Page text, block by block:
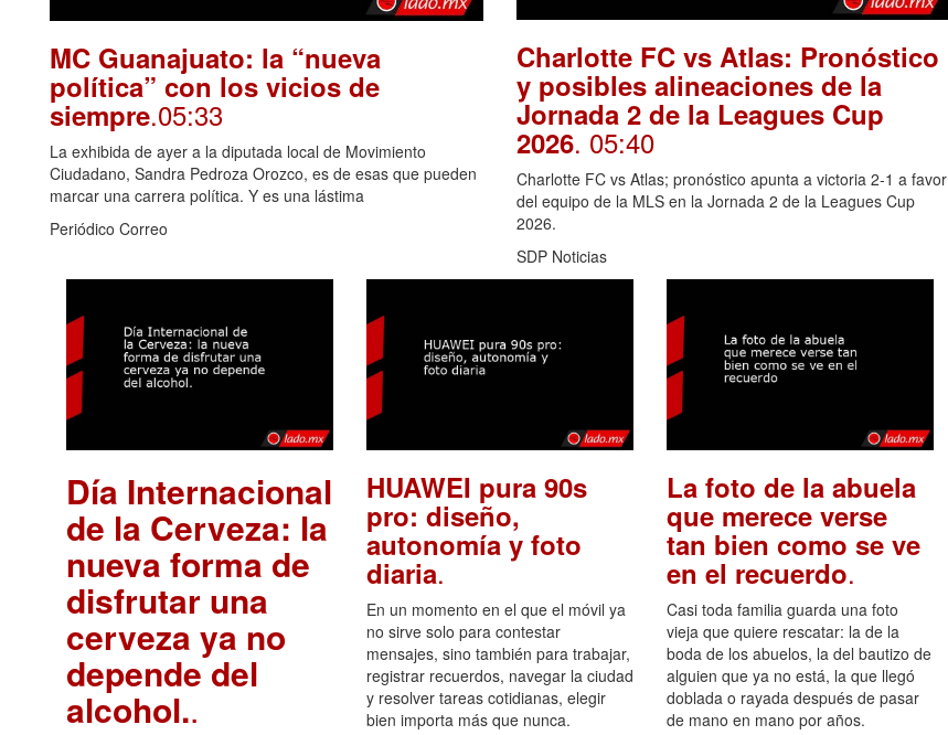
MC Guanajuato: la “nueva
política” con los vicios de
siempre.05:33
La exhibida de ayer a la diputada local de Movimiento
Ciudadano, Sandra Pedroza Orozco, es de esas que pueden
marcar una carrera política. Y es una lástima
Periódico Correo
Charlotte FC vs Atlas: Pronóstico
y posibles alineaciones de la
Jornada 2 de la Leagues Cup
2026. 05:40
Charlotte FC vs Atlas; pronóstico apunta a victoria 2-1 a favor
del equipo de la MLS en la Jornada 2 de la Leagues Cup
2026.
SDP Noticias
Día Internacional
de la Cerveza: la
nueva forma de
disfrutar una
cerveza ya no
depende del
alcohol..
HUAWEI pura 90s
pro: diseño,
autonomía y foto
diaria.
En un momento en el que el móvil ya
no sirve solo para contestar
mensajes, sino también para trabajar,
registrar recuerdos, navegar la ciudad
y resolver tareas cotidianas, elegir
bien importa más que nunca.
La foto de la abuela
que merece verse
tan bien como se ve
en el recuerdo.
Casi toda familia guarda una foto
vieja que quiere rescatar: la de la
boda de los abuelos, la del bautizo de
alguien que ya no está, la que llegó
doblada o rayada después de pasar
de mano en mano por años.